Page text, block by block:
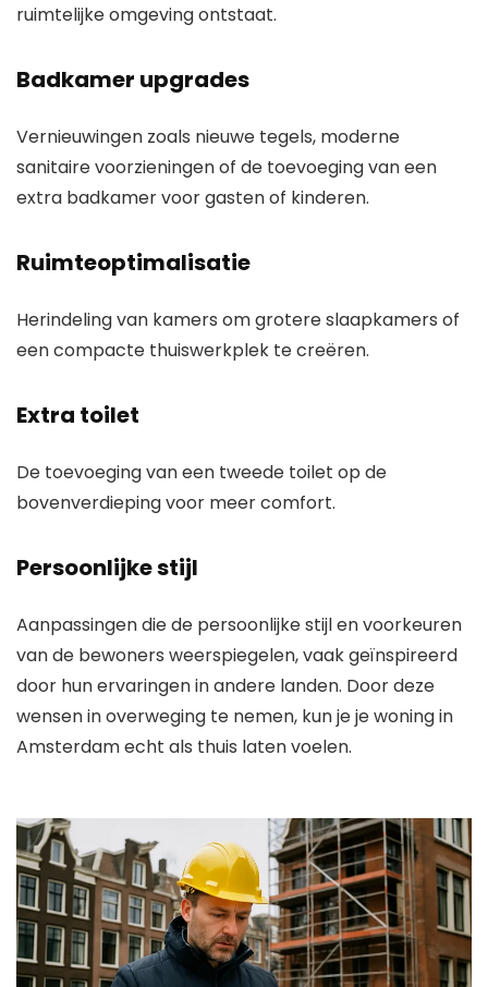
ruimtelijke omgeving ontstaat.
Badkamer upgrades
Vernieuwingen zoals nieuwe tegels, moderne
sanitaire voorzieningen of de toevoeging van een
extra badkamer voor gasten of kinderen.
Ruimteoptimalisatie
Herindeling van kamers om grotere slaapkamers of
een compacte thuiswerkplek te creëren.
Extra toilet
De toevoeging van een tweede toilet op de
bovenverdieping voor meer comfort.
Persoonlijke stijl
Aanpassingen die de persoonlijke stijl en voorkeuren
van de bewoners weerspiegelen, vaak geïnspireerd
door hun ervaringen in andere landen. Door deze
wensen in overweging te nemen, kun je je woning in
Amsterdam echt als thuis laten voelen.